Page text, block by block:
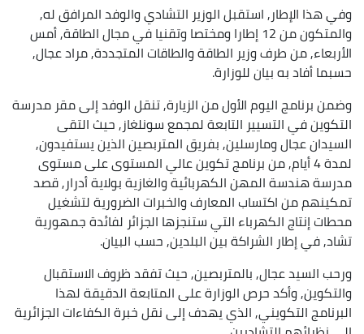
وفي هذا الإطار, استقبل الوزير التشادي والوفد المرافق له,
والمتكون من 12 إطارا ومختصا وتقنيا في مجال الطاقة, أمس
الأربعاء, من طرف وزير الطاقة والطاقات المتجددة, مراد عجال,
حسبما أفاد به بيان للوزارة.
وضمن برنامج اليوم الأول من الزيارة, تنقل الوفد إلى مقر مدرسة
التكوين في التسيير التابعة لمجمع سونلغاز, حيث التقى
السيدان عجال ومارسلين, بفريق المتربصين الذين يستفيدون,
لمدة 4 أيام, من برنامج تكوين عالي المستوى على مستوى
مدرسة هندسة المهن الكهربائية والغازية بولاية أدرار, قصد
تمكينهم من اكتساب المعارف والخبرات الضرورية لتشغيل
محطات إنتاج الكهرباء التي ستنجزها الجزائر لفائدة جمهورية
تشاد, في إطار الشراكة بين البلدين, حسب البيان.
ورحب السيد عجال, بالمتربصين, حيث تفقد ظروف الاستقبال
والتكوين, وأكد حرص الوزارة على المتابعة الدقيقة لهذا
البرنامج التكويني, الذي يهدف إلى نقل خبرة الكفاءات الجزائرية